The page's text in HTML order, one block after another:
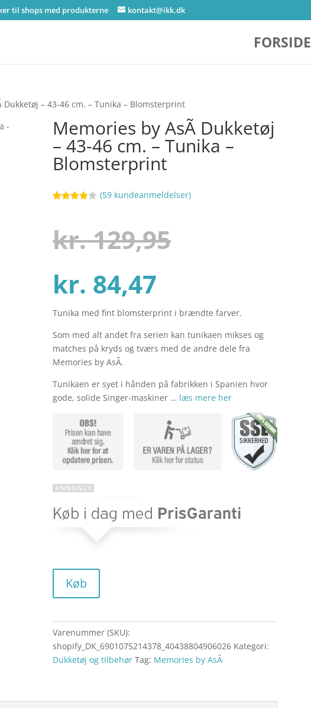
til shops med produkterne kontakt@ikk.dk
FORSIDE
Dukketøj – 43-46 cm. – Tunika – Blomsterprint
Memories by AsÃ­ Dukketøj
– 43-46 cm. – Tunika –
Blomsterprint
baseret
på
kundebed
(59kundeanmeldelser)
kr.129,95
pris
var:
kr. 129,95.
kr. 84,47
aktuelle
pris
er:
kr. 84,47.
Tunika med fint blomsterprint i brændte farver.
Som med alt andet fra serien kan tunikaen mikses og
matches på kryds og tværs med de andre dele fra
Memories by AsÃ­.
Tunikaen er syet i hånden på fabrikken i Spanien hvor
gode, solide Singer-maskiner … læs mere her
Køb
Varenummer (SKU):
shopify_DK_6901075214378_40438804906026 Kategori:
Dukketøj og tilbehør Tag: Memories by AsÃ­